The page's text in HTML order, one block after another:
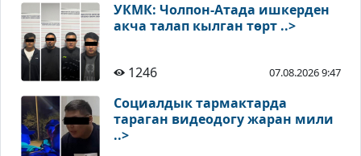
УКМК: Чолпон-Атада ишкерден
акча талап кылган төрт ..>
1246 07.08.2026 9:47
Социалдык тармактарда
тараган видеодогу жаран мили
..>